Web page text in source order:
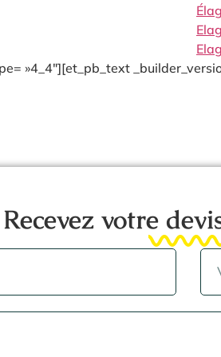
»4_4″][et_pb_text
Recevez votre